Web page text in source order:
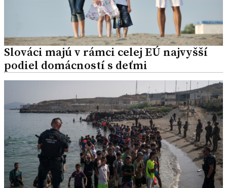
Slováci majú v rámci celej EÚ najvyšší
podiel domácností s deťmi